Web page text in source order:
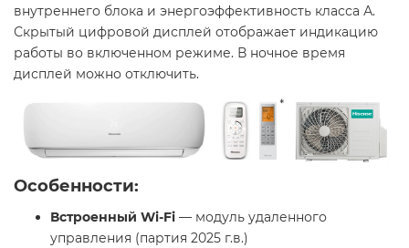
внутреннего блока и энергоэффективность класса А.
Скрытый цифровой дисплей отображает индикацию
работы во включенном режиме. В ночное время
дисплей можно отключить.
Особенности:
Встроенный Wi-Fi — модуль удаленного
управления (партия 2025 г.в.)